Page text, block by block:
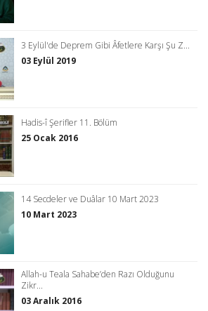
3 Eylül'de Deprem Gibi Âfetlere Karşı Şu Z...
03 Eylül 2019
Hadis-î Şerifler 11. Bölüm
25 Ocak 2016
14 Secdeler ve Duâlar 10 Mart 2023
10 Mart 2023
Allah-u Teala Sahabe’den Razı Olduğunu
Zikr...
03 Aralık 2016